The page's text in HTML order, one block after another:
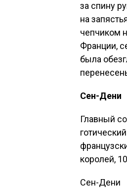
за спину
на
чепчиком
Франции,
была
Сен-Дени
Главный
королей,
Сен-Дени